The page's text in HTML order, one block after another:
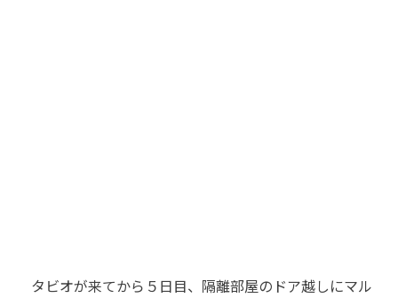
タビオが来てから５日目、隔離部屋のドア越しにマル